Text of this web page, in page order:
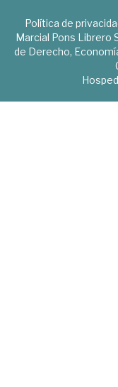
Política de
Marcial Pons Librero
de Derecho,